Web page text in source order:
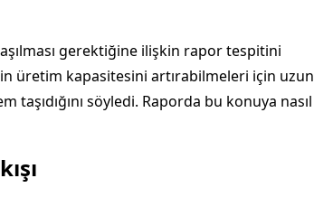
gerektiğine ilişkin rapor tespitini
üretim kapasitesini artırabilmeleri için uzun
söyledi. Raporda bu konuya nasıl